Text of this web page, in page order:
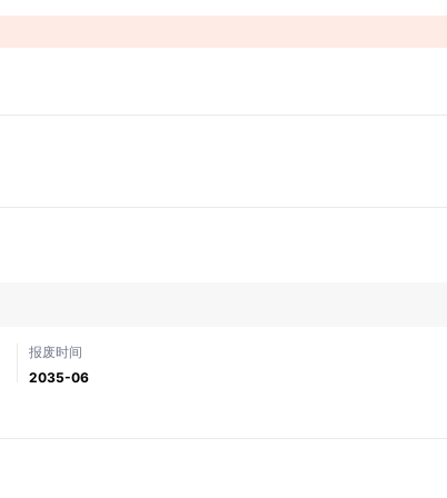
报废时间
2035-06